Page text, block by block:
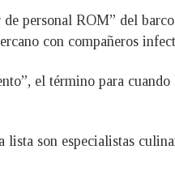
personal ROM” del
con compañeros
el término para
lista son especialistas